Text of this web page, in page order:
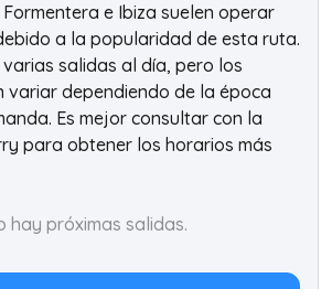
e Ibiza suelen operar
a la popularidad de esta ruta.
salidas al día, pero los
variar dependiendo de la época
Es mejor consultar con la
para obtener los horarios más
hay próximas salidas.